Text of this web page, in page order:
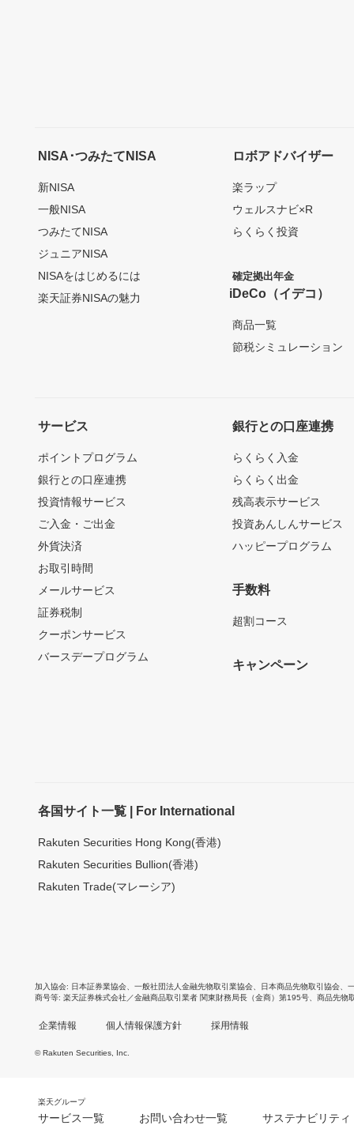
NISA･つみたてNISA
新NISA
一般NISA
つみたてNISA
ジュニアNISA
NISAをはじめるには
楽天証券NISAの魅力
ロボアドバイザー
楽ラップ
ウェルスナビ×R
らくらく投資
確定拠出年金
iDeCo（イデコ）
商品一覧
節税シミュレーション
サービス
ポイントプログラム
銀行との口座連携
投資情報サービス
ご入金・ご出金
外貨決済
お取引時間
メールサービス
証券税制
クーポンサービス
バースデープログラム
銀行との口座連携
らくらく入金
らくらく出金
残高表示サービス
投資あんしんサービス
ハッピープログラム
手数料
超割コース
キャンペーン
各国サイト一覧 | For International
Rakuten Securities Hong Kong(香港)
Rakuten Securities Bullion(香港)
Rakuten Trade(マレーシア)
加入協会 日本証券業協会 一般社団法人金融先物取引業協会 日本商品先物取引協会
商号等 楽天証券株式会社／金融商品取引業者 関東財務局長（金商）第195号、商品先物
企業情報 個人情報保護方針 採用情報
© Rakuten Securities, Inc.
楽天グループ
サービス一覧 お問い合わせ一覧 サステナビリティ